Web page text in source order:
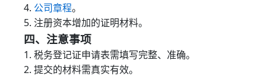
4. 公司章程。
5. 注册资本增加的证明材料。
四、注意事项
1. 税务登记证申请表需填写完整、准确。
2. 提交的材料需真实有效。